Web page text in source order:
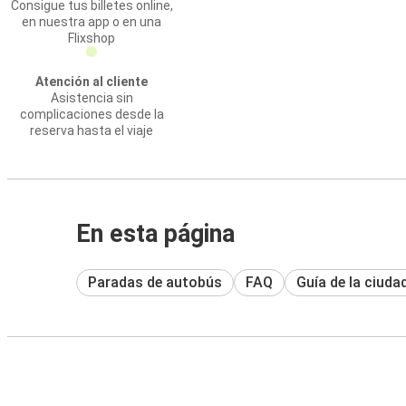
Consigue tus billetes online,
en nuestra app o en una
Flixshop
Atención al cliente
Asistencia sin
complicaciones desde la
reserva hasta el viaje
En esta página
Paradas de autobús FAQ Guía de la